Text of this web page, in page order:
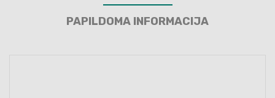
PAPILDOMA INFORMACIJA